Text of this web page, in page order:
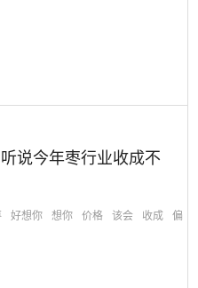
说今年枣行业收成不
好想你 想你 价格 该会 收成
偏